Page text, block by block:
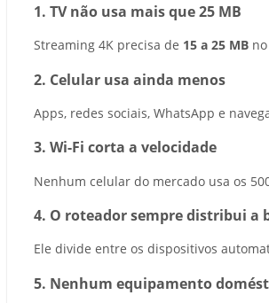
1. TV não usa mais que 25 MB
Streaming 4K precisa de 15 a 25 MB
2. Celular usa ainda menos
Apps, redes sociais, WhatsApp e
3. Wi-Fi corta a velocidade
Nenhum celular do mercado usa os
4. O roteador sempre distribui a
Ele divide entre os dispositivos
5. Nenhum equipamento